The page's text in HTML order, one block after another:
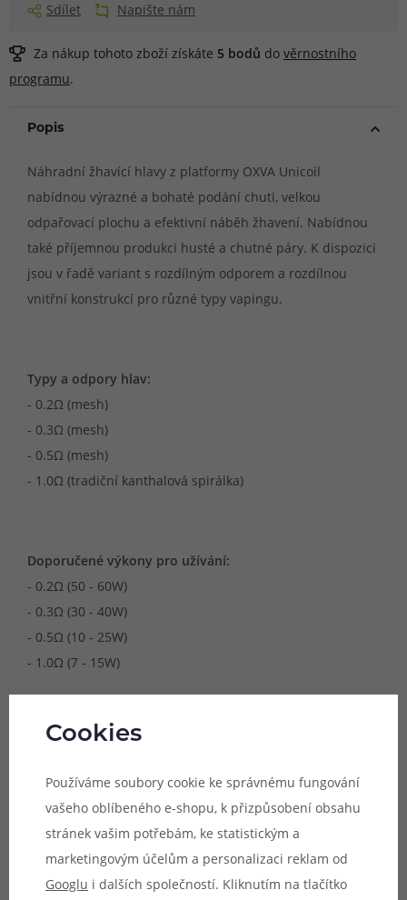
Sdílet
Napište nám
Za nákup tohoto zboží získáte 5 bodů do věrnostního
programu.
Popis
Náhradní žhavící hlavy z platformy OXVA Unicoil
nabídnou výrazné a bohaté podání chuti, velkou
odpařovací plochu a efektivní náběh žhavení. Nabídnou
také příjemnou produkci husté a chutné páry. K dispozici
jsou v řadě variant s rozdílným odporem a rozdílnou
vnitřní konstrukcí pro různé typy vapingu.
Typy a odpory hlav:
- 0.2Ω (mesh)
- 0.3Ω (mesh)
- 0.5Ω (mesh)
- 1.0Ω (tradiční kanthalová spirálka)
Doporučené výkony pro užívání:
- 0.2Ω (50 - 60W)
- 0.3Ω (30 - 40W)
- 0.5Ω (10 - 25W)
- 1.0Ω (7 - 15W)
Kompatibilní zařízení:
- OXVA Velocity 100W Pod Kit
- Náhradní cartridge Unicoil pro OXVA Velocity Pod (5ml)
- OXVA Origin Mini Pod Kit
- OXVA Origin 2 Pod Kit
- OXVA Origin SE Pod Kit (není kompatibilní s hlavou
Cookies
Používáme soubory cookie ke správnému fungování
vašeho oblíbeného e-shopu, k přizpůsobení obsahu
stránek vašim potřebám, ke statistickým a
marketingovým účelům a personalizaci reklam od
Googlu i dalších společností. Kliknutím na tlačítko